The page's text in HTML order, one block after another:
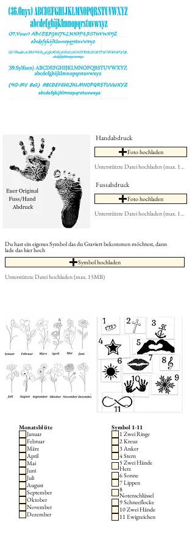
Handabdruck
Foto hochladen
Unterstützte Datei hochladen (max. 15MB)
Fussabdruck
Foto hochladen
Unterstützte Datei hochladen (max. 15MB)
Du hast ein eigenes Symbol das du Graviert bekommen möchtest, dann
lade das hier hoch
Symbol hochladen
Unterstützte Datei hochladen (max. 15MB)
Monatsblüte
Januar
Februar
März
April
Mai
Juni
Juli
August
September
Oktober
November
Dezember
Symbol 1-11
1 Zwei Ringe
2 Kreuz
3 Anker
4 Stern
5 Zwei Hände
Herz
6 Sonne
7 Lippen
8
Notenschlüssel
9 Schneeflocke
10 Zwei Hände
11 Ewigzeichen